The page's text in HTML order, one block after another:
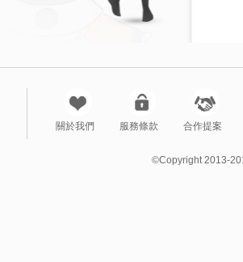
關於我們 服務條款 合作提案
©Copyright 2013-